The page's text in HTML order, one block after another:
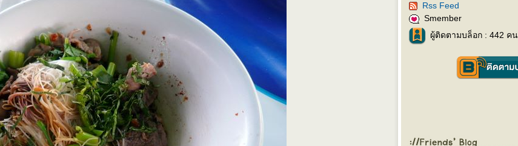
Rss Feed
Smember
ผู้ติดตามบล็อก : 442 ค